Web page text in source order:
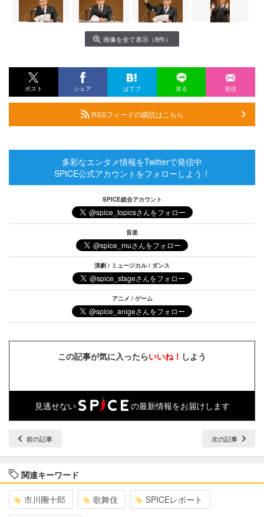
画像を全て表示（8件）
ポスト シェア はてブ 送る 送信
RSSフィードの購読はこちら
多彩なエンタメ情報をTwitterで発信中
SPICE公式アカウントをフォローしよう！
SPICE総合アカウント
音楽
演劇 / ミュージカル / ダンス
アニメ / ゲーム
この記事が気に入ったらいいね！ しよう
見逃せない の最新情報をお届けします
前の記事 次の記事
関連キーワード
市川團十郎 歌舞伎 SPICEレポート